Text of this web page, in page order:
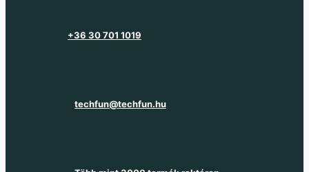
+36 30 701 1019
techfun@techfun.hu